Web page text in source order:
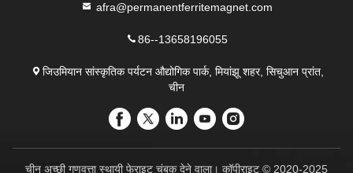
afra@permanentferritemagnet.com
86--13658196055
जिउमियान सांस्कृतिक पर्यटन औद्योगिक पार्क, मियांझू शहर, सिचुआन प्रांत,
चीन
चीन अच्छी गुणवत्ता स्थायी फेराइट चुंबक देने वाला। कॉपीराइट © 2020-2025